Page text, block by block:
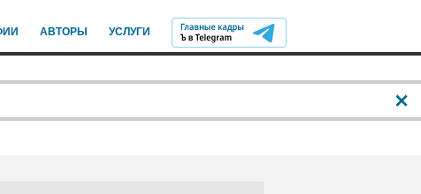
АВТОРЫ УСЛУГИ